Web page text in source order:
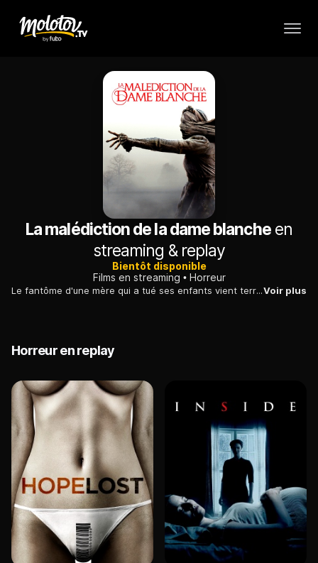
La malédiction de la dame blancheen
streaming & replay
Bientôt disponible
Films en streaming
Horreur
Le fantôme d'une mère qui a tué ses enfants vient terroriser une famille. Afin de survivre, celle-ci fait appel à un prêtre aux méthodes mystiques.Voir plus
Horreur en replay